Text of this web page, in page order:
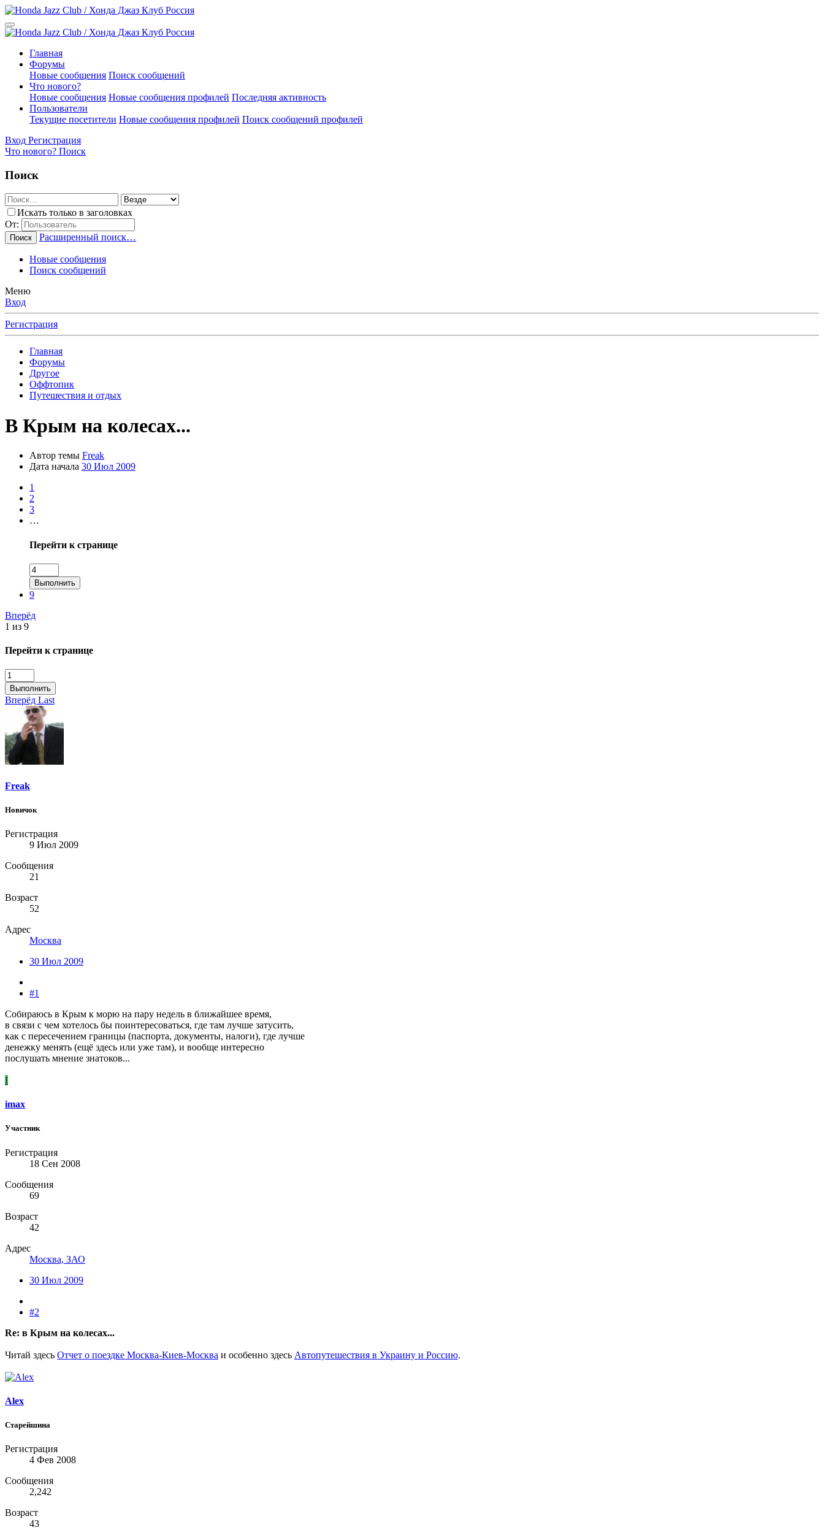
Главная
Форумы
Новые сообщения Поиск сообщений
Что нового?
Новые сообщения Новые сообщения профилей Последняя активность
Пользователи
Текущие посетители Новые сообщения профилей Поиск сообщений профилей
Вход Регистрация
Что нового? Поиск
Поиск
Искать только в заголовках
От:
Поиск Расширенный поиск…
Новые сообщения
Поиск сообщений
Меню
Вход
Регистрация
Главная
Форумы
Другое
Оффтопик
Путешествия и отдых
В Крым на колесах...
Автор темы Freak
Дата начала 30 Июл 2009
1
2
3
…
Перейти к странице
Выполнить
9
Вперёд
1 из 9
Перейти к странице
Выполнить
Вперёд Last
Freak
Новичок
Регистрация
9 Июл 2009
Сообщения
21
Возраст
52
Адрес
Москва
30 Июл 2009
#1
Собираюсь в Крым к морю на пару недель в ближайшее время,
в связи с чем хотелось бы поинтересоваться, где там лучше затусить,
как с пересечением границы (паспорта, документы, налоги), где лучше
денежку менять (ещё здесь или уже там), и вообще интересно
послушать мнение знатоков...
I
imax
Участник
Регистрация
18 Сен 2008
Сообщения
69
Возраст
42
Адрес
Москва, ЗАО
30 Июл 2009
#2
Re: в Крым на колесах...
Читай здесь Отчет о поездке Москва-Киев-Москва и особенно здесь Автопутешествия в Украину и Россию.
Alex
Старейшина
Регистрация
4 Фев 2008
Сообщения
2,242
Возраст
43